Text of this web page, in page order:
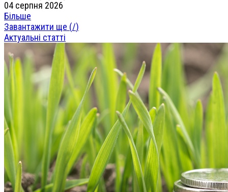
04 серпня 2026
Більше
Завантажити ще (/)
Актуальні статті